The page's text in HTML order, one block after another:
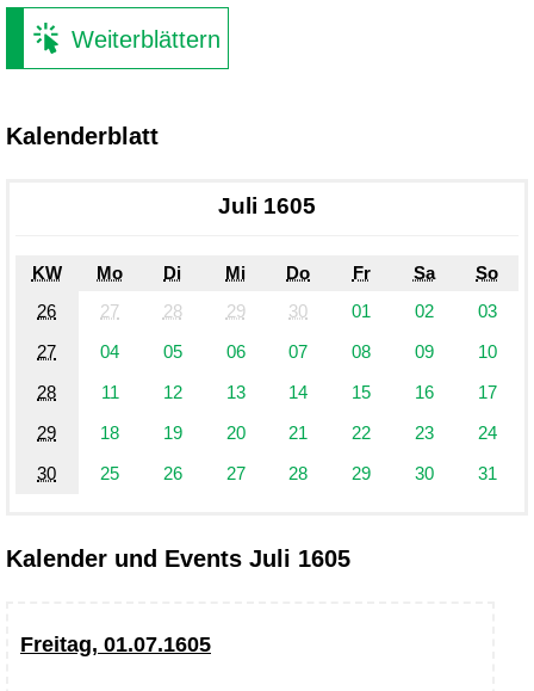
Weiterblättern
Kalenderblatt
Juli 1605
KW Mo Di Mi Do Fr Sa
So
26
27 28 29 30 01 02
03
27
04 05 06 07 08 09
10
28
11 12 13 14 15 16
17
29
18 19 20 21 22 23
24
30
25 26 27 28 29 30 31
Kalender und Events Juli 1605
Freitag, 01.07.1605